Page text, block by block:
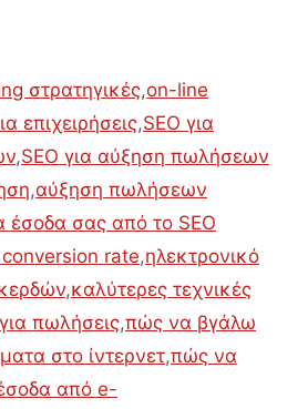
στρατηγικές,on-line
επιχειρήσεις,SEO για
,SEO για αύξηση πωλήσεων
,αύξηση πωλήσεων
έσοδα σας από το SEO
conversion rate,ηλεκτρονικό
,καλύτερες τεχνικές
πωλήσεις,πώς να βγάλω
στο ίντερνετ,πώς να
από e-